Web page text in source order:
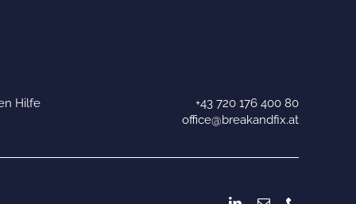
Hilfe
+43 720 176 400 80
office@breakandfix.at